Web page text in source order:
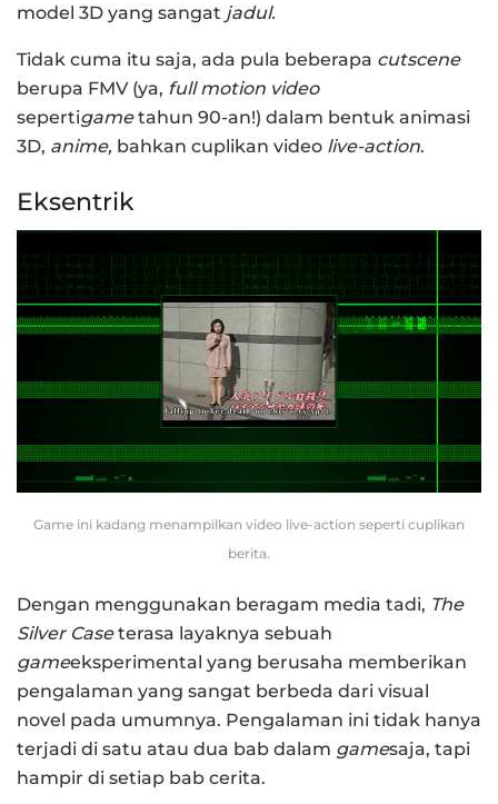
model 3D yang sangat jadul.
Tidak cuma itu saja, ada pula beberapa cutscene
berupa FMV (ya, full motion video
sepertigametahun 90-an!) dalam bentuk animasi
3D, anime, bahkan cuplikan video live-action.
Eksentrik
Game ini kadang menampilkan video live-action seperti cuplikan
berita.
Dengan menggunakan beragam media tadi, The
Silver Caseterasa layaknya sebuah
gameeksperimental yang berusaha memberikan
pengalaman yang sangat berbeda dari visual
novel pada umumnya. Pengalaman ini tidak hanya
terjadi di satu atau dua bab dalam gamesaja, tapi
hampir di setiap bab cerita.